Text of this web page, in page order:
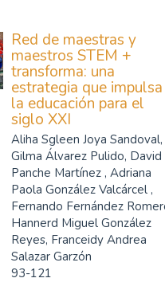
Red de maestras y
maestros STEM +
transforma: una
estrategia que impulsa
la educación para el
siglo XXI
Aliha Sgleen Joya Sandoval,
Gilma Álvarez Pulido, David
Panche Martínez , Adriana
Paola González Valcárcel ,
Fernando Fernández
Hannerd Miguel González
Reyes, Franceidy Andrea
Salazar Garzón
93-121